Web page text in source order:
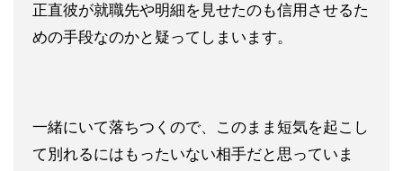
正直彼が就職先や明細を見せたのも信用させるた
めの手段なのかと 疑ってしまいます。
一緒にいて落ちつくので、このまま短気を起こし
て別れるにはもったいない相手だと思っていま